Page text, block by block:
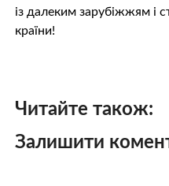
із далеким зарубіжжям і
країни!
Читайте також:
Залишити